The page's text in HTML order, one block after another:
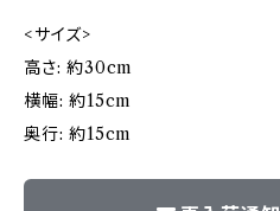
<サイズ>
高さ: 約30cm
横幅: 約15cm
奥行: 約15cm